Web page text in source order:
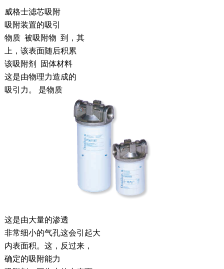
威格士滤芯吸附
吸附装置的吸引
物质 被吸附物 到，其
上，该表面随后积累
该吸附剂 固体材料
这是由物理力造成的
吸引力。 是物质
这是由大量的渗透
非常细小的气孔这会引起大
内表面积。这，反过来，
确定的吸附能力